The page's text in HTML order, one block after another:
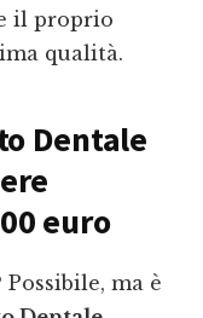
il proprio
qualità.
Dentale
euro
Possibile, ma è